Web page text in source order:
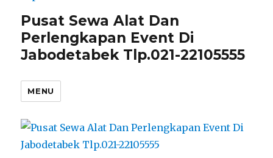
Pusat Sewa Alat Dan
Perlengkapan Event Di
Jabodetabek Tlp.021-22105555
MENU